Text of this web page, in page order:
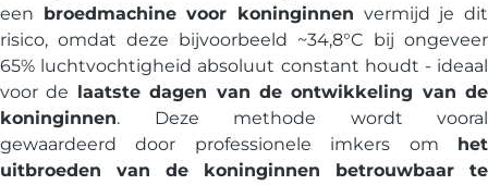
een
broedmachine voor koninginnen vermijd je dit
risico, omdat deze bijvoorbeeld ~34,8°C bij ongeveer
65% luchtvochtigheid absoluut constant houdt - ideaal
voor de laatste dagen van de ontwikkeling van de
koninginnen. Deze methode wordt vooral
gewaardeerd door professionele imkers om
het
uitbroeden van de koninginnen betrouwbaar te